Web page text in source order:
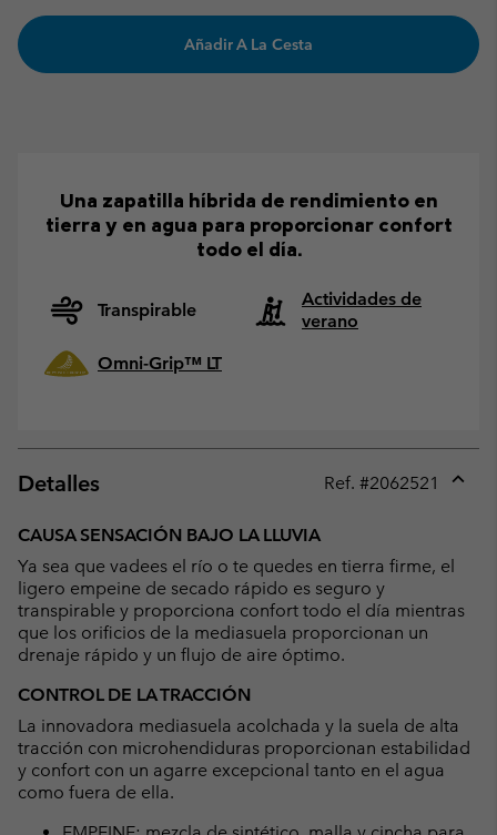
Añadir A La Cesta
Una zapatilla híbrida de rendimiento en
tierra y en agua para proporcionar confort
todo el día.
Transpirable
Actividades de
verano
Omni-Grip™ LT
Detalles Ref. #2062521
CAUSA SENSACIÓN BAJO LA LLUVIA
Ya sea que vadees el río o te quedes en tierra firme, el
ligero empeine de secado rápido es seguro y
transpirable y proporciona confort todo el día mientras
que los orificios de la mediasuela proporcionan un
drenaje rápido y un flujo de aire óptimo.
CONTROL DE LA TRACCIÓN
La innovadora mediasuela acolchada y la suela de alta
tracción con microhendiduras proporcionan estabilidad
y confort con un agarre excepcional tanto en el agua
como fuera de ella.